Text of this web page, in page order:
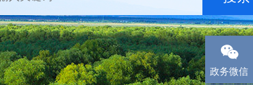
政务微信